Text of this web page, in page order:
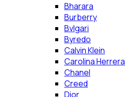
Bharara
Burberry
Bvlgari
Byredo
Calvin Klein
Carolina Herrera
Chanel
Creed
Dior